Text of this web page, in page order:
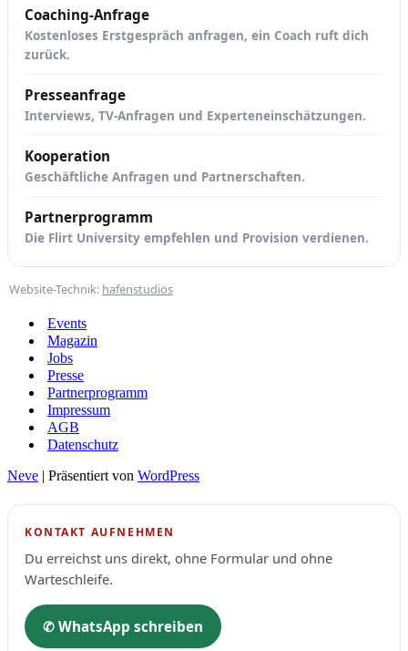
Coaching-Anfrage
Kostenloses Erstgespräch anfragen, ein Coach ruft dich
zurück.
Presseanfrage
Interviews, TV-Anfragen und Experteneinschätzungen.
Kooperation
Geschäftliche Anfragen und Partnerschaften.
Partnerprogramm
Die Flirt University empfehlen und Provision verdienen.
Website-Technik: hafenstudios
Events
Magazin
Jobs
Presse
Partnerprogramm
Impressum
AGB
Datenschutz
Neve | Präsentiert von WordPress
KONTAKT AUFNEHMEN
Du erreichst uns direkt, ohne Formular und ohne
Warteschleife.
✆ WhatsApp schreiben